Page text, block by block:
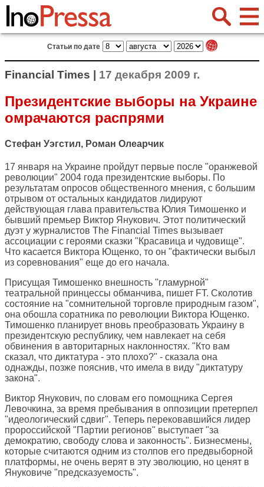
Статьи по дате
Financial Times | 17 декабря 2009 г.
Президентские выборы на Украине
омрачаются распрями
Стефан Уэгстил, Роман Олеарчик
17 января на Украине пройдут первые после "оранжевой
революции" 2004 года президентские выборы. По
результатам опросов общественного мнения, с большим
отрывом от остальных кандидатов лидируют
действующая глава правительства Юлия Тимошенко и
бывший премьер Виктор Янукович. Этот политический
дуэт у журналистов The Financial Times вызывает
ассоциации с героями сказки "Красавица и чудовище".
Что касается Виктора Ющенко, то он "фактически выбыл
из соревнования" еще до его начала.
Присущая Тимошенко внешность "гламурной"
театральной принцессы обманчива, пишет FT. Сколотив
состояние на "сомнительной торговле природным газом",
она обошла соратника по революции Виктора Ющенко.
Тимошенко планирует вновь преобразовать Украину в
президентскую республику, чем навлекает на себя
обвинения в авторитарных наклонностях. "Кто вам
сказал, что диктатура - это плохо?" - сказала она
однажды, позже пояснив, что имела в виду "диктатуру
закона".
Виктор Янукович, по словам его помощника Сергея
Левочкина, за время пребывания в оппозиции претерпел
"идеологический сдвиг". Теперь перековавшийся лидер
пророссийской "Партии регионов" выступает "за
демократию, свободу слова и законность". Бизнесмены,
которые считаются одним из столпов его предвыборной
платформы, не очень верят в эту эволюцию, но ценят в
Януковиче "предсказуемость".